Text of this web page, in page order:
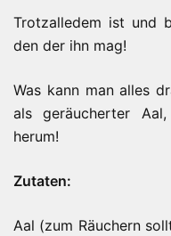
Trotzalledem ist und
den der ihn mag!
Was kann man alles
als geräucherter
herum!
Zutaten:
Aal (zum Räuchern